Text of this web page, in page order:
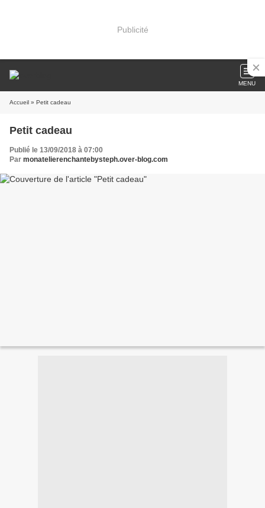
Publicité
MENU
Accueil » Petit cadeau
Petit cadeau
Publié le 13/09/2018 à 07:00
Par monatelierenchantebysteph.over-blog.com